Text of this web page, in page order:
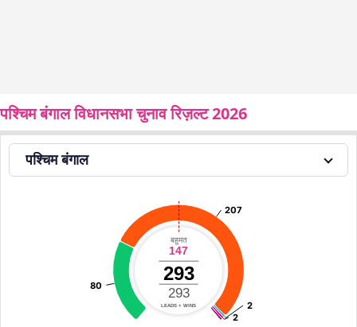
पश्चिम बंगाल विधानसभा चुनाव रिज़ल्ट 2026